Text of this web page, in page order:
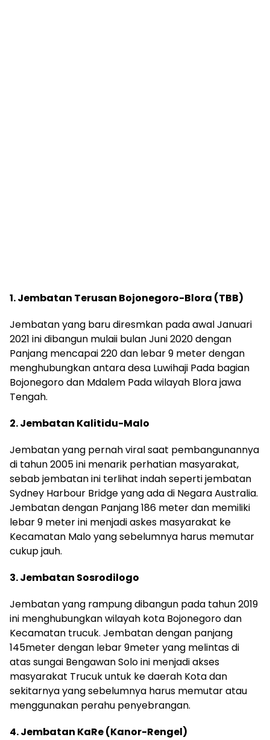
1. Jembatan Terusan Bojonegoro-Blora (TBB)
Jembatan yang baru diresmkan pada awal Januari
2021 ini dibangun mulaii bulan Juni 2020 dengan
Panjang mencapai 220 dan lebar 9 meter dengan
menghubungkan antara desa Luwihaji Pada bagian
Bojonegoro dan Mdalem Pada wilayah Blora jawa
Tengah.
2. Jembatan Kalitidu-Malo
Jembatan yang pernah viral saat pembangunannya
di tahun 2005 ini menarik perhatian masyarakat,
sebab jembatan ini terlihat indah seperti jembatan
Sydney Harbour Bridge yang ada di Negara Australia.
Jembatan dengan Panjang 186 meter dan memiliki
lebar 9 meter ini menjadi askes masyarakat ke
Kecamatan Malo yang sebelumnya harus memutar
cukup jauh.
3. Jembatan Sosrodilogo
Jembatan yang rampung dibangun pada tahun 2019
ini menghubungkan wilayah kota Bojonegoro dan
Kecamatan trucuk. Jembatan dengan panjang
145meter dengan lebar 9meter yang melintas di
atas sungai Bengawan Solo ini menjadi akses
masyarakat Trucuk untuk ke daerah Kota dan
sekitarnya yang sebelumnya harus memutar atau
menggunakan perahu penyebrangan.
4. Jembatan KaRe (Kanor-Rengel)